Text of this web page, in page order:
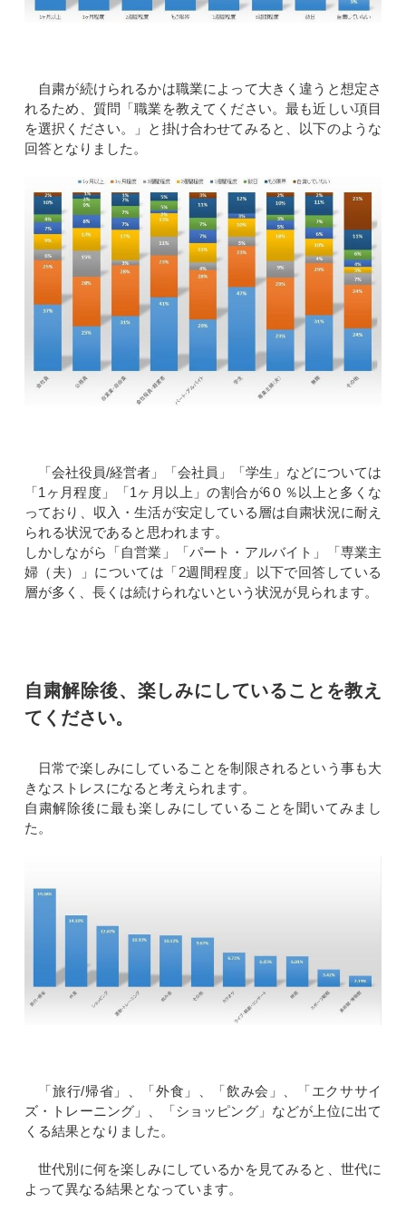
自粛が続けられるかは職業によって大きく違うと想定さ
れるため、質問「職業を教えてください。最も近しい項目
を選択ください。」と掛け合わせてみると、以下のような
回答となりました。
「会社役員/経営者」「会社員」「学生」などについては
「1ヶ月程度」「1ヶ月以上」の割合が6０％以上と多くな
っており、収入・生活が安定している層は自粛状況に耐え
られる状況であると思われます。
しかしながら「自営業」「パート・アルバイト」「専業主
婦（夫）」については「2週間程度」以下で回答している
層が多く、長くは続けられないという状況が見られます。
自粛解除後、楽しみにしていることを教え
てください。
日常で楽しみにしていることを制限されるという事も大
きなストレスになると考えられます。
自粛解除後に最も楽しみにしていることを聞いてみまし
た。
「旅行/帰省」、「外食」、「飲み会」、「エクササイ
ズ・トレーニング」、「ショッピング」などが上位に出て
くる結果となりました。
世代別に何を楽しみにしているかを見てみると、世代に
よって異なる結果となっています。